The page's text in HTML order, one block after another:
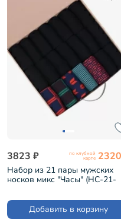
3823 ₽ по клубной
карте
Набор из 21 пары мужских
носков микс "Часы" (НС-21-
Добавить в корзину